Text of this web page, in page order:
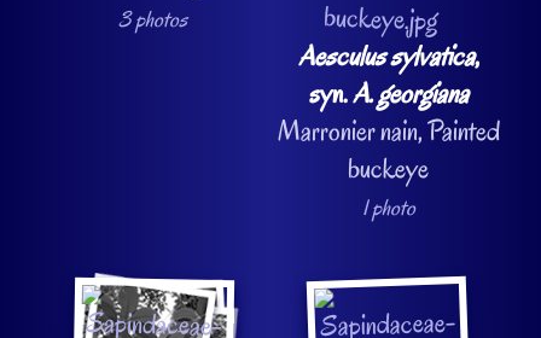
3 photos
Aesculus sylvatica,
syn.A. georgiana
Marronier nain, Painted
buckeye
1 photo